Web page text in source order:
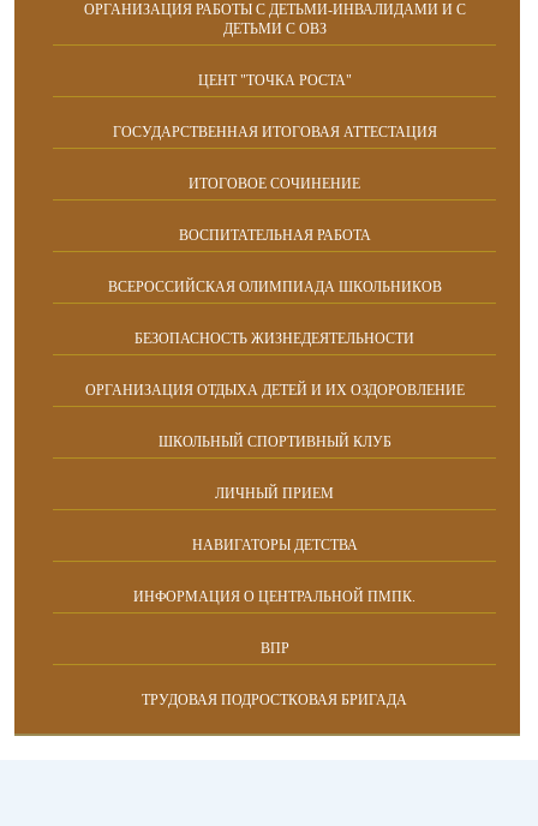
ОРГАНИЗАЦИЯ РАБОТЫ С ДЕТЬМИ-ИНВАЛИДАМИ И С
ДЕТЬМИ С ОВЗ
ЦЕНТ "ТОЧКА РОСТА"
ГОСУДАРСТВЕННАЯ ИТОГОВАЯ АТТЕСТАЦИЯ
ИТОГОВОЕ СОЧИНЕНИЕ
ВОСПИТАТЕЛЬНАЯ РАБОТА
ВСЕРОССИЙСКАЯ ОЛИМПИАДА ШКОЛЬНИКОВ
БЕЗОПАСНОСТЬ ЖИЗНЕДЕЯТЕЛЬНОСТИ
ОРГАНИЗАЦИЯ ОТДЫХА ДЕТЕЙ И ИХ ОЗДОРОВЛЕНИЕ
ШКОЛЬНЫЙ СПОРТИВНЫЙ КЛУБ
ЛИЧНЫЙ ПРИЕМ
НАВИГАТОРЫ ДЕТСТВА
ИНФОРМАЦИЯ О ЦЕНТРАЛЬНОЙ ПМПК.
ВПР
ТРУДОВАЯ ПОДРОСТКОВАЯ БРИГАДА